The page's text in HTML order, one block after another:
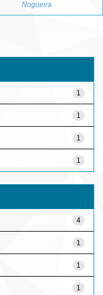
Nogueira
1
1
1
1
4
1
1
1